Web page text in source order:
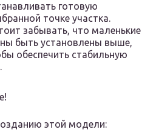
готовую
точке участка.
забывать, что маленькие
быть установлены выше,
обеспечить стабильную
этой модели: